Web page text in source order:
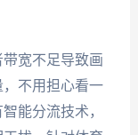
宽不足导致画
不用担心看一
能分流技术，